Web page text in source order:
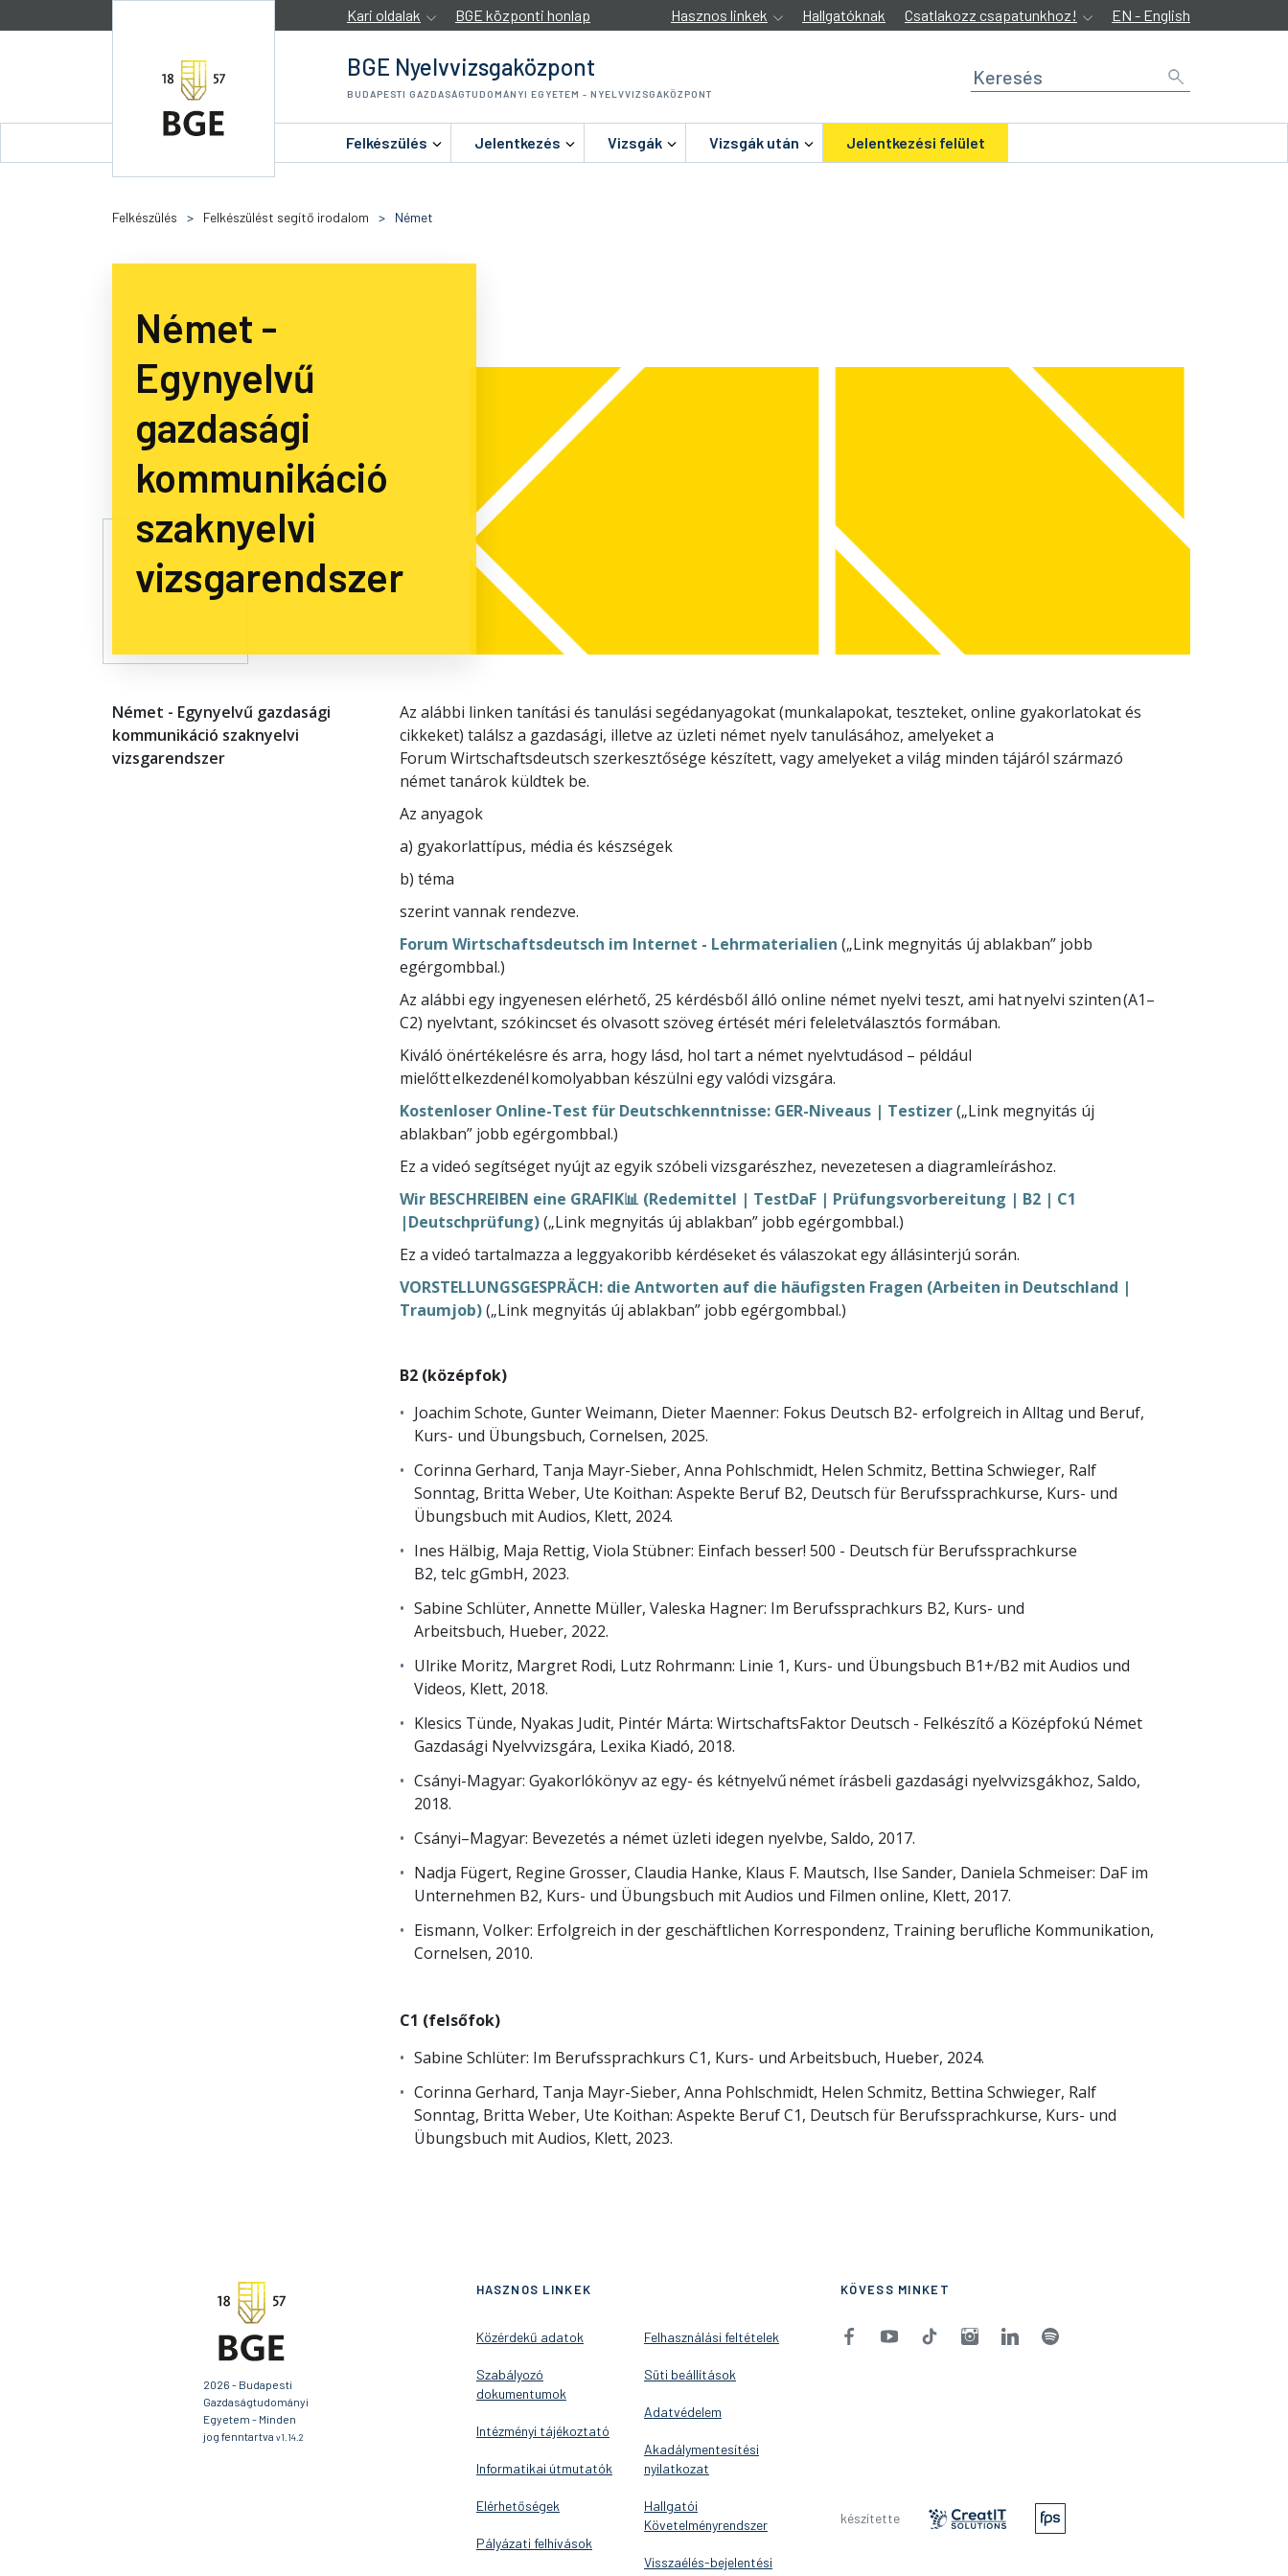
Kari oldalak BGE központi honlap Hasznos linkek Hallgatóknak Csatlakozz csapatunkhoz! EN - English
BGE Nyelvvizsgaközpont
BUDAPESTI GAZDASÁGTUDOMÁNYI EGYETEM - NYELVVIZSGAKÖZPONT
Felkészülés Jelentkezés Vizsgák Vizsgák után Jelentkezési felület
Felkészülés > Felkészülést segítő irodalom > Német
Német -
Egynyelvű
gazdasági
kommunikáció
szaknyelvi
vizsgarendszer
Német - Egynyelvű gazdasági
kommunikáció szaknyelvi
vizsgarendszer
Az alábbi linken tanítási és tanulási segédanyagokat (munkalapokat, teszteket, online gyakorlatokat és
cikkeket) találsz a gazdasági, illetve az üzleti német nyelv tanulásához, amelyeket a
Forum Wirtschaftsdeutsch szerkesztősége készített, vagy amelyeket a világ minden tájáról származó
német tanárok küldtek be.
Az anyagok
a) gyakorlattípus, média és készségek
b) téma
szerint vannak rendezve.
Forum Wirtschaftsdeutsch im Internet - Lehrmaterialien („Link megnyitás új ablakban” jobb
egérgombbal.)
Az alábbi egy ingyenesen elérhető, 25 kérdésből álló online német nyelvi teszt, ami hat nyelvi szinten (A1–
C2) nyelvtant, szókincset és olvasott szöveg értését méri feleletválasztós formában.
Kiváló önértékelésre és arra, hogy lásd, hol tart a német nyelvtudásod – például
mielőtt elkezdenél komolyabban készülni egy valódi vizsgára.
Kostenloser Online-Test für Deutschkenntnisse: GER-Niveaus | Testizer(„Link megnyitás új
ablakban” jobb egérgombbal.)
Ez a videó segítséget nyújt az egyik szóbeli vizsgarészhez, nevezetesen a diagramleíráshoz.
Wir BESCHREIBEN eine GRAFIK📊 (Redemittel | TestDaF | Prüfungsvorbereitung | B2 | C1
|Deutschprüfung)(„Link megnyitás új ablakban” jobb egérgombbal.)
Ez a videó tartalmazza a leggyakoribb kérdéseket és válaszokat egy állásinterjú során.
VORSTELLUNGSGESPRÄCH: die Antworten auf die häufigsten Fragen (Arbeiten in Deutschland |
Traumjob)(„Link megnyitás új ablakban” jobb egérgombbal.)
B2 (középfok)
Joachim Schote, Gunter Weimann, Dieter Maenner: Fokus Deutsch B2- erfolgreich in Alltag und Beruf,
Kurs- und Übungsbuch, Cornelsen, 2025.
Corinna Gerhard, Tanja Mayr-Sieber, Anna Pohlschmidt, Helen Schmitz, Bettina Schwieger, Ralf
Sonntag, Britta Weber, Ute Koithan: Aspekte Beruf B2, Deutsch für Berufssprachkurse, Kurs- und
Übungsbuch mit Audios, Klett, 2024.
Ines Hälbig, Maja Rettig, Viola Stübner: Einfach besser! 500 - Deutsch für Berufssprachkurse
B2, telc gGmbH, 2023.
Sabine Schlüter, Annette Müller, Valeska Hagner: Im Berufssprachkurs B2, Kurs- und
Arbeitsbuch, Hueber, 2022.
Ulrike Moritz, Margret Rodi, Lutz Rohrmann: Linie 1, Kurs- und Übungsbuch B1+/B2 mit Audios und
Videos, Klett, 2018.
Klesics Tünde, Nyakas Judit, Pintér Márta: WirtschaftsFaktor Deutsch - Felkészítő a Középfokú Német
Gazdasági Nyelvvizsgára, Lexika Kiadó, 2018.
Csányi-Magyar: Gyakorlókönyv az egy- és kétnyelvű német írásbeli gazdasági nyelvvizsgákhoz, Saldo,
2018.
Csányi–Magyar: Bevezetés a német üzleti idegen nyelvbe, Saldo, 2017.
Nadja Fügert, Regine Grosser, Claudia Hanke, Klaus F. Mautsch, Ilse Sander, Daniela Schmeiser: DaF im
Unternehmen B2, Kurs- und Übungsbuch mit Audios und Filmen online, Klett, 2017.
Eismann, Volker: Erfolgreich in der geschäftlichen Korrespondenz, Training berufliche Kommunikation,
Cornelsen, 2010.
C1 (felsőfok)
Sabine Schlüter: Im Berufssprachkurs C1, Kurs- und Arbeitsbuch, Hueber, 2024.
Corinna Gerhard, Tanja Mayr-Sieber, Anna Pohlschmidt, Helen Schmitz, Bettina Schwieger, Ralf
Sonntag, Britta Weber, Ute Koithan: Aspekte Beruf C1, Deutsch für Berufssprachkurse, Kurs- und
Übungsbuch mit Audios, Klett, 2023.
2026 - Budapesti
Gazdaságtudományi
Egyetem - Minden
jog fenntartva v1.14.2
HASZNOS LINKEK
Közérdekű adatok
Szabályozó
dokumentumok
Intézményi tájékoztató
Informatikai útmutatók
Elérhetőségek
Pályázati felhívások
Felhasználási feltételek
Süti beállítások
Adatvédelem
Akadálymentesítési
nyilatkozat
Hallgatói
Követelményrendszer
Visszaélés-bejelentési
KÖVESS MINKET
készítette